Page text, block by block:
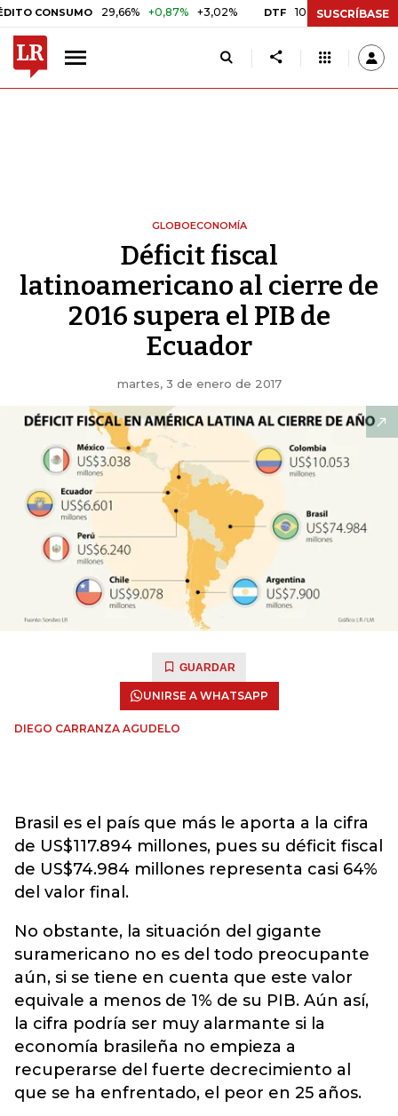
29,66% +0,87% +3,02% DTF 10,34% +0,10% +0,98%
SUSCRÍBASE
GLOBOECONOMÍA
Déficit fiscal
latinoamericano al cierre de
2016 supera el PIB de
Ecuador
martes, 3 de enero de 2017
GUARDAR
UNIRSE A WHATSAPP
DIEGO CARRANZA AGUDELO
Brasil es el país que más le aporta a la cifra
de US$117.894 millones, pues su déficit fiscal
de US$74.984 millones representa casi 64%
del valor final.
No obstante, la situación del gigante
suramericano no es del todo preocupante
aún, si se tiene en cuenta que este valor
equivale a menos de 1% de su PIB. Aún así,
la cifra podría ser muy alarmante si la
economía brasileña no empieza a
recuperarse del fuerte decrecimiento al
que se ha enfrentado, el peor en 25 años.